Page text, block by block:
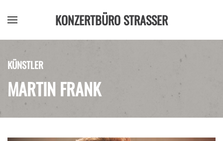
KONZERTBÜRO STRASSER
KÜNSTLER
MARTIN FRANK